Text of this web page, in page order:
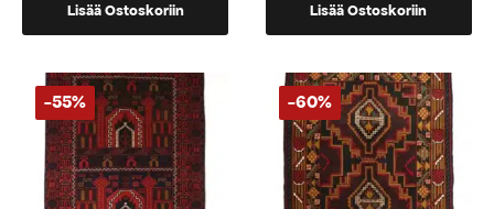
Lisää Ostoskoriin Lisää Ostoskoriin
-55% -60%